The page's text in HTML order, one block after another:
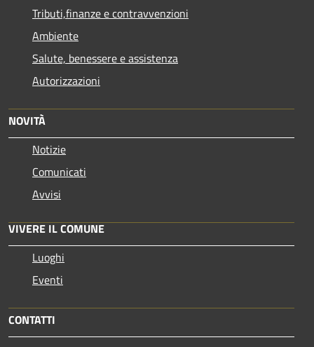
Tributi,finanze e contravvenzioni
Ambiente
Salute, benessere e assistenza
Autorizzazioni
NOVITÀ
Notizie
Comunicati
Avvisi
VIVERE IL COMUNE
Luoghi
Eventi
CONTATTI